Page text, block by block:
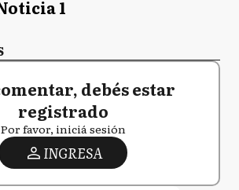
1
debés estar
registrado
Por favor, iniciá sesión
INGRESA